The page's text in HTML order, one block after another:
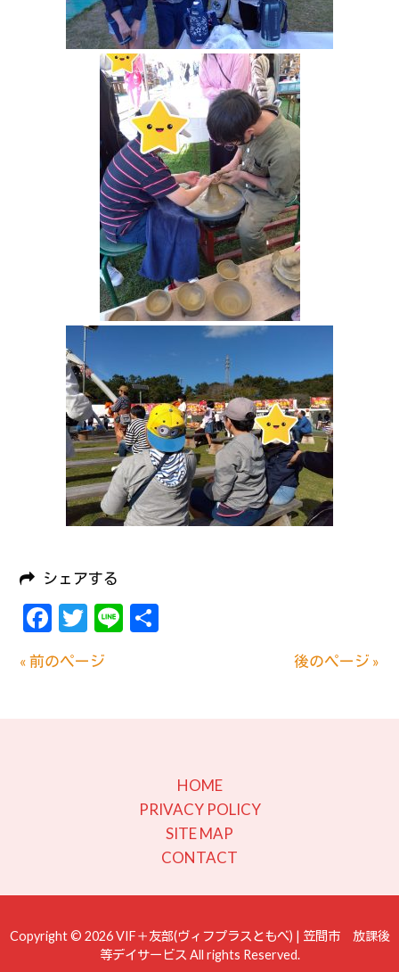
シェアする
Facebook
Twitter
Line
« 前のページ 後のページ »
HOME
PRIVACY POLICY
SITE MAP
CONTACT
Copyright © 2026 VIF＋友部(ヴィフプラスともべ) | 笠間市 放課後
等デイサービス All rights Reserved.